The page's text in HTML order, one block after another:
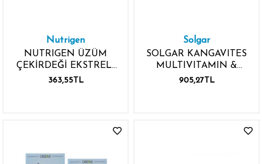
Nutrigen
NUTRIGEN ÜZÜM
ÇEKİRDEĞİ EKSTRELİ
VİTAMİN MİMERAL
363,55TL
Solgar
SOLGAR KANGAVITES
MULTIVITAMIN &
MINERAL 60 TABLET
905,27TL